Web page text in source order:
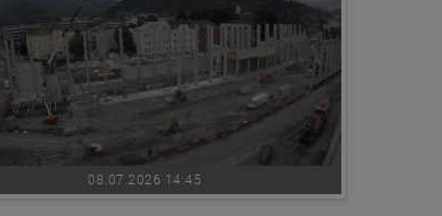
08.07.2026 14:45